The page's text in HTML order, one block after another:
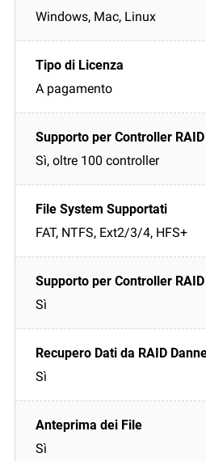
Windows, Mac, Linux
A pagamento
Sì, oltre 100 controller
FAT, NTFS, Ext2/3/4, HFS+
Sì
Sì
Sì